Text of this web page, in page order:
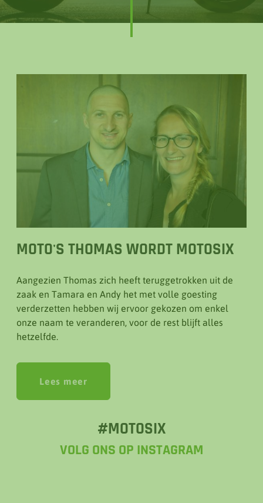
MOTO'S THOMAS WORDT MOTOSIX
Aangezien Thomas zich heeft teruggetrokken uit de
zaak en Tamara en Andy het met volle goesting
verderzetten hebben wij ervoor gekozen om enkel
onze naam te veranderen, voor de rest blijft alles
hetzelfde.
Lees meer
#MOTOSIX
VOLG ONS OP INSTAGRAM